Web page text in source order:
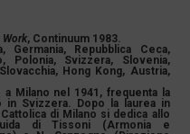
Work, Continuum 1983.
Germania, Repubblica Ceca,
Polonia, Svizzera, Slovenia,
Hong Kong, Austria,
Milano nel 1941, frequenta la
in Svizzera. Dopo la laurea in
di Milano si dedica allo
di Tissoni (Armonia e